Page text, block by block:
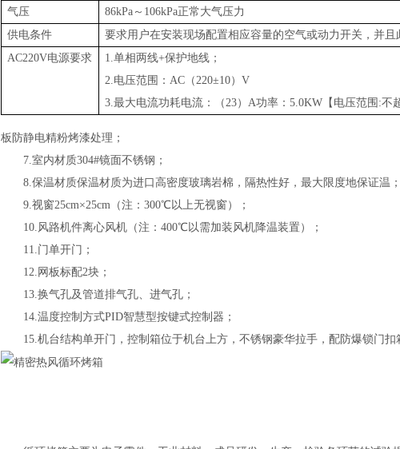
气压
86kPa～106kPa正常大气压力
供电条件
要求用户在安装现场配置相应容量的空气或动力开关，并
AC220V电源要求
1.单相两线+保护地线；
2.电压范围：AC（220±10）V
3.最大电流功耗电流：（23）A功率：5.0KW【电压范围:不
板防静电精粉烤漆处理；
7.室内材质304#镜面不锈钢；
8.保温材质保温材质为进口高密度玻璃岩棉，隔热性好，最大限度地保证温；
9.视窗25cm×25cm（注：300℃以上无视窗）；
10.风路机件离心风机（注：400℃以需加装风机降温装置）；
11.门单开门；
12.网板标配2块；
13.换气孔及管道排气孔、进气孔；
14.温度控制方式PID智慧型按键式控制器；
15.机台结构单开门，控制箱位于机台上方，不锈钢豪华拉手，配防爆锁门扣